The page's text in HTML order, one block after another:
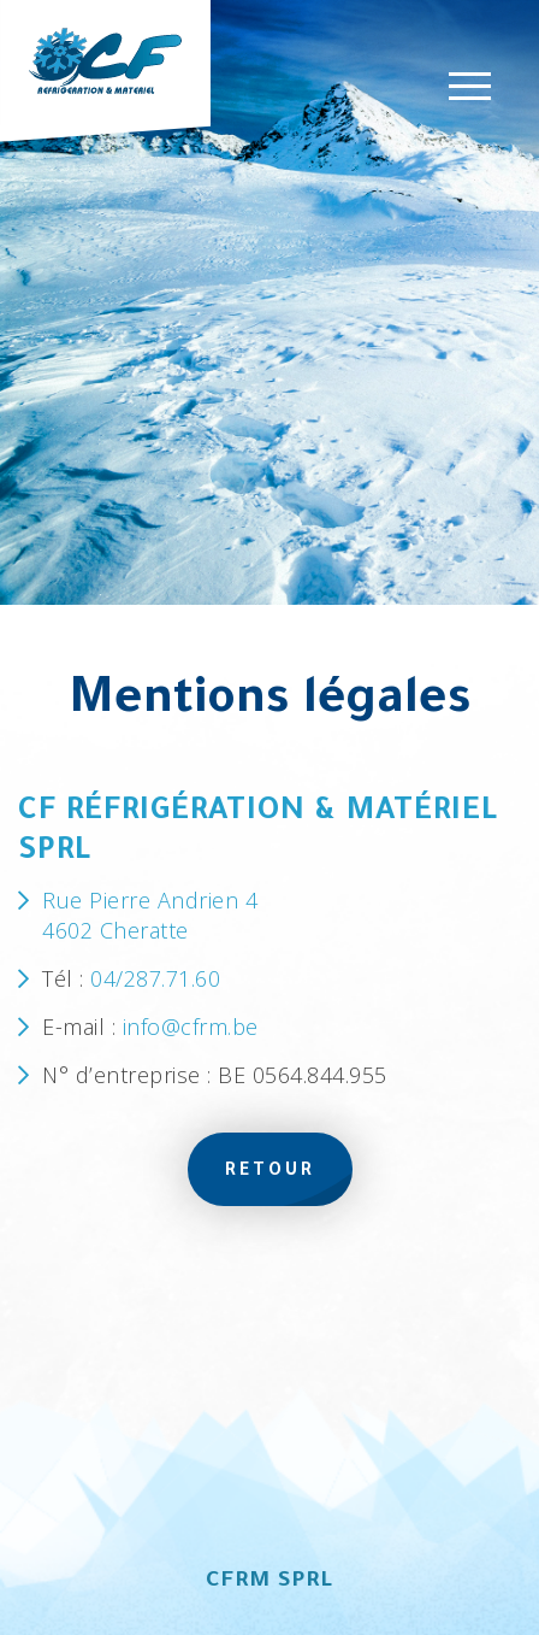
Mentions légales
CF RÉFRIGÉRATION & MATÉRIEL
SPRL
Rue Pierre Andrien 4
4602 Cheratte
Tél : 04/287.71.60
E-mail : info@cfrm.be
N° d’entreprise : BE 0564.844.955
RETOUR
CFRM SPRL